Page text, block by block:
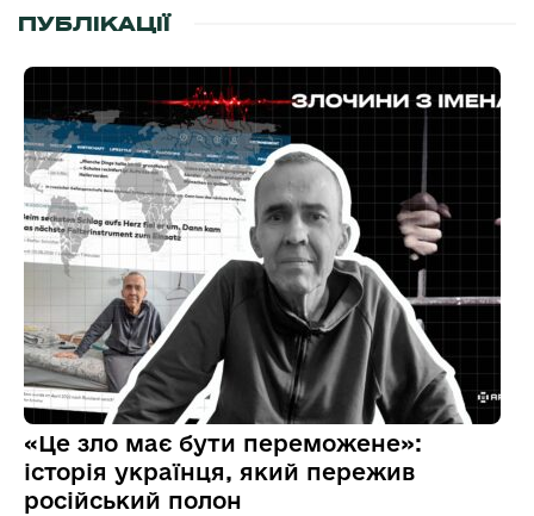
ПУБЛІКАЦІЇ
«Це зло має бути переможене»:
історія українця, який пережив
російський полон